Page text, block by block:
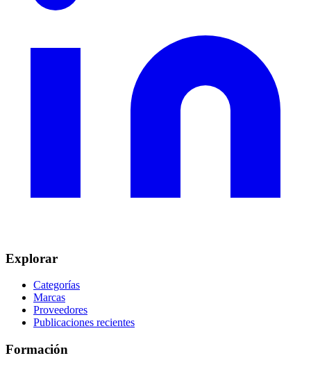
Explorar
Categorías
Marcas
Proveedores
Publicaciones recientes
Formación